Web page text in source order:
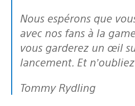
Nous espérons que vous avez apprécié cet aperçu d’Exfiltration. La rencontre
avec nos fans à la
vous garderez un œil
lancement. Et
Tommy Rydling